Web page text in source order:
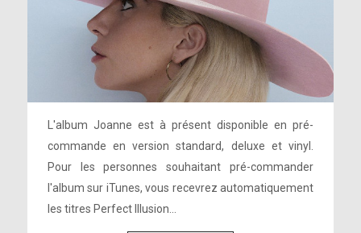
L'album Joanne est à présent disponible en pré-
commande en version standard, deluxe et vinyl.
Pour les personnes souhaitant pré-commander
l'album sur iTunes, vous recevrez automatiquement
les titres Perfect Illusion...